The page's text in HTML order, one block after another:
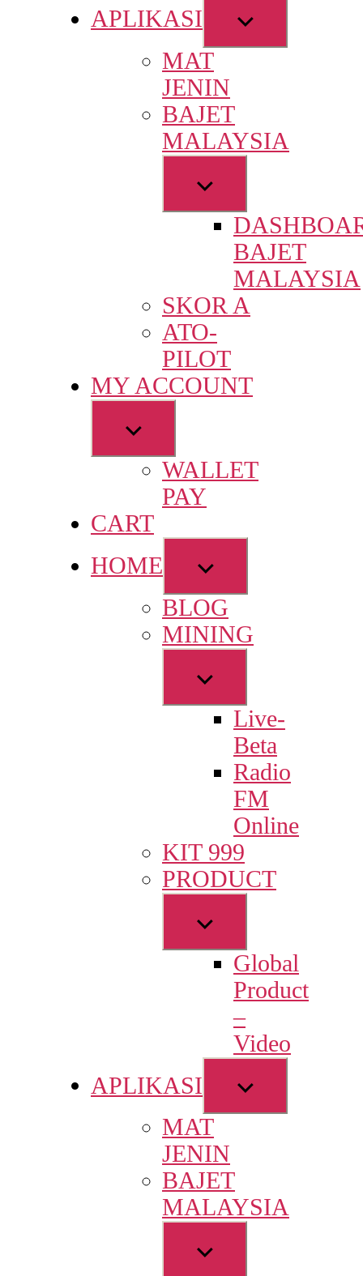
APLIKASI
Show
sub
MAT
JENIN
BAJET
MALAYSIA
Show
sub
menu
BAJET
MALAYSIA
SKOR A
ATO-
PILOT
MY ACCOUNT
Show
sub
menuWALLET
PAY
CART
HOME
Show
sub
menu
BLOG
MINING
Show
sub
menuLive-
Beta
Radio
FM
Online
KIT 999
PRODUCT
Show
sub
menuGlobal
Product
–
Video
APLIKASI
Show
sub
MAT
JENIN
BAJET
MALAYSIA
Show